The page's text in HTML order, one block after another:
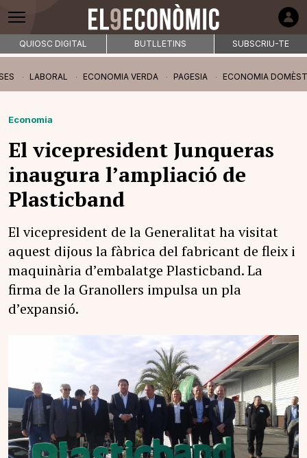
QUIOSC DIGITAL BUTLLETINS SUBSCRIU-TE
LABORAL ECONOMIA VERDA PAGESIA ECONOMIA
Economia
El vicepresident Junqueras
inaugura l’ampliació de
Plasticband
El vicepresident de la Generalitat ha visitat
aquest dijous la fàbrica del fabricant de fleix i
maquinària d’embalatge Plasticband. La
firma de la Granollers impulsa un pla
d’expansió.